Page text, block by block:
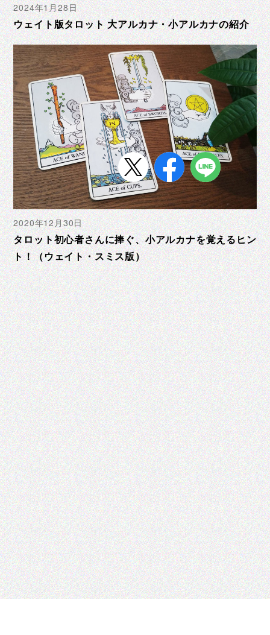
2024年1月28日
ウェイト版タロット 大アルカナ・小アルカナの紹介
2020年12月30日
タロット初心者さんに捧ぐ、小アルカナを覚えるヒン
ト！（ウェイト・スミス版）